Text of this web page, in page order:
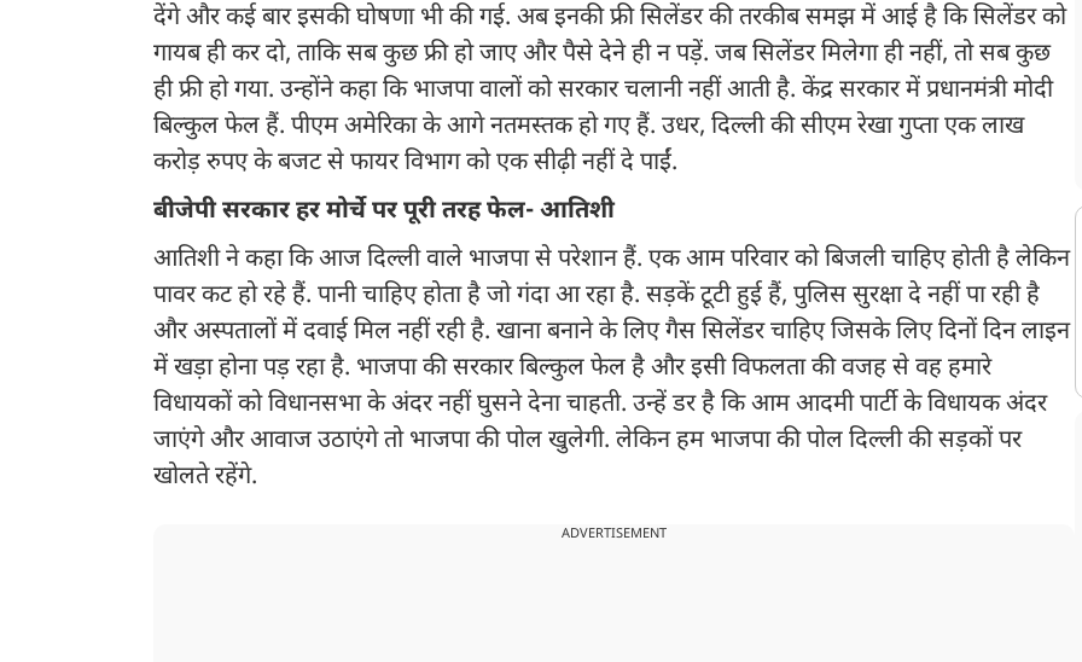
देंगे और कई बार इसकी घोषणा भी की गई. अब इनकी फ्री सिलेंडर की तरकीब समझ में आई है कि सिलेंडर को
गायब ही कर दो, ताकि सब कुछ फ्री हो जाए और पैसे देने ही न पड़ें. जब सिलेंडर मिलेगा ही नहीं, तो सब कुछ
ही फ्री हो गया. उन्होंने कहा कि भाजपा वालों को सरकार चलानी नहीं आती है. केंद्र सरकार में प्रधानमंत्री मोदी
बिल्कुल फेल हैं. पीएम अमेरिका के आगे नतमस्तक हो गए हैं. उधर, दिल्ली की सीएम रेखा गुप्ता एक लाख
करोड़ रुपए के बजट से फायर विभाग को एक सीढ़ी नहीं दे पाईं.
बीजेपी सरकार हर मोर्चे पर पूरी तरह फेल- आतिशी
आतिशी ने कहा कि आज दिल्ली वाले भाजपा से परेशान हैं. एक आम परिवार को बिजली चाहिए होती है लेकिन
पावर कट हो रहे हैं. पानी चाहिए होता है जो गंदा आ रहा है. सड़कें टूटी हुई हैं, पुलिस सुरक्षा दे नहीं पा रही है
और अस्पतालों में दवाई मिल नहीं रही है. खाना बनाने के लिए गैस सिलेंडर चाहिए जिसके लिए दिनों दिन लाइन
में खड़ा होना पड़ रहा है. भाजपा की सरकार बिल्कुल फेल है और इसी विफलता की वजह से वह हमारे
विधायकों को विधानसभा के अंदर नहीं घुसने देना चाहती. उन्हें डर है कि आम आदमी पार्टी के विधायक अंदर
जाएंगे और आवाज उठाएंगे तो भाजपा की पोल खुलेगी. लेकिन हम भाजपा की पोल दिल्ली की सड़कों पर
खोलते रहेंगे.
ADVERTISEMENT